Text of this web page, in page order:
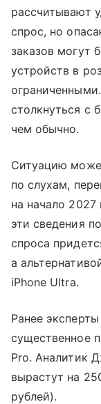
рассчитывают
спрос, но
заказов могут
устройств в
столкнуться с
чем обычно.
Ситуацию
по слухам,
на начало 2027
эти сведения
спроса
а
iPhone Ultra.
Ранее
существенное
Pro. Аналитик
вырастут на
рублей).